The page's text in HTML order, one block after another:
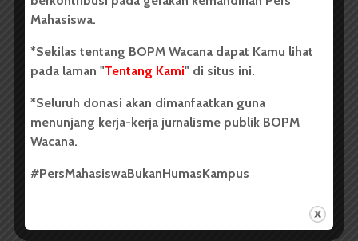
Mahasiswa.
*Sekilas tentang BOPM Wacana dapat Kamu lihat
pada laman "Tentang Kami" di situs ini.
*Seluruh donasi akan dimanfaatkan guna
menunjang kerja-kerja jurnalisme publik BOPM
Wacana.
#PersMahasiswaBukanHumasKampus